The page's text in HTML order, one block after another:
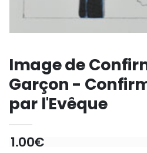
-10%
Bougie de Neuvaine Contre le Mal - Saint Michel
€5.50 €4.95
Image de
Garçon -
par l'Evêque
1.00€